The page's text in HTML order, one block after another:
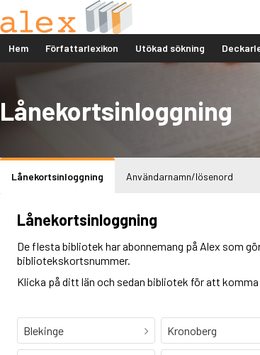
Hem Författarlexikon Utökad sökning
Lånekortsinloggning
Lånekortsinloggning Användarnamn/lösenord
Lånekortsinloggning
De flesta bibliotek har abonnemang på Alex som
bibliotekskortsnummer.
Klicka på ditt län och sedan bibliotek för att
Blekinge Kronoberg